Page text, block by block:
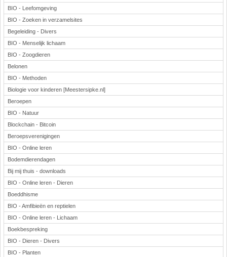
BIO - Leefomgeving
BIO - Zoeken in verzamelsites
Begeleiding - Divers
BIO - Menselijk lichaam
BIO - Zoogdieren
Belonen
BIO - Methoden
Biologie voor kinderen [Meestersipke.nl]
Beroepen
BIO - Natuur
Blockchain - Bitcoin
Beroepsverenigingen
BIO - Online leren
Bodemdierendagen
Bij mij thuis - downloads
BIO - Online leren - Dieren
Boeddhisme
BIO - Amfibieën en reptielen
BIO - Online leren - Lichaam
Boekbespreking
BIO - Dieren - Divers
BIO - Planten